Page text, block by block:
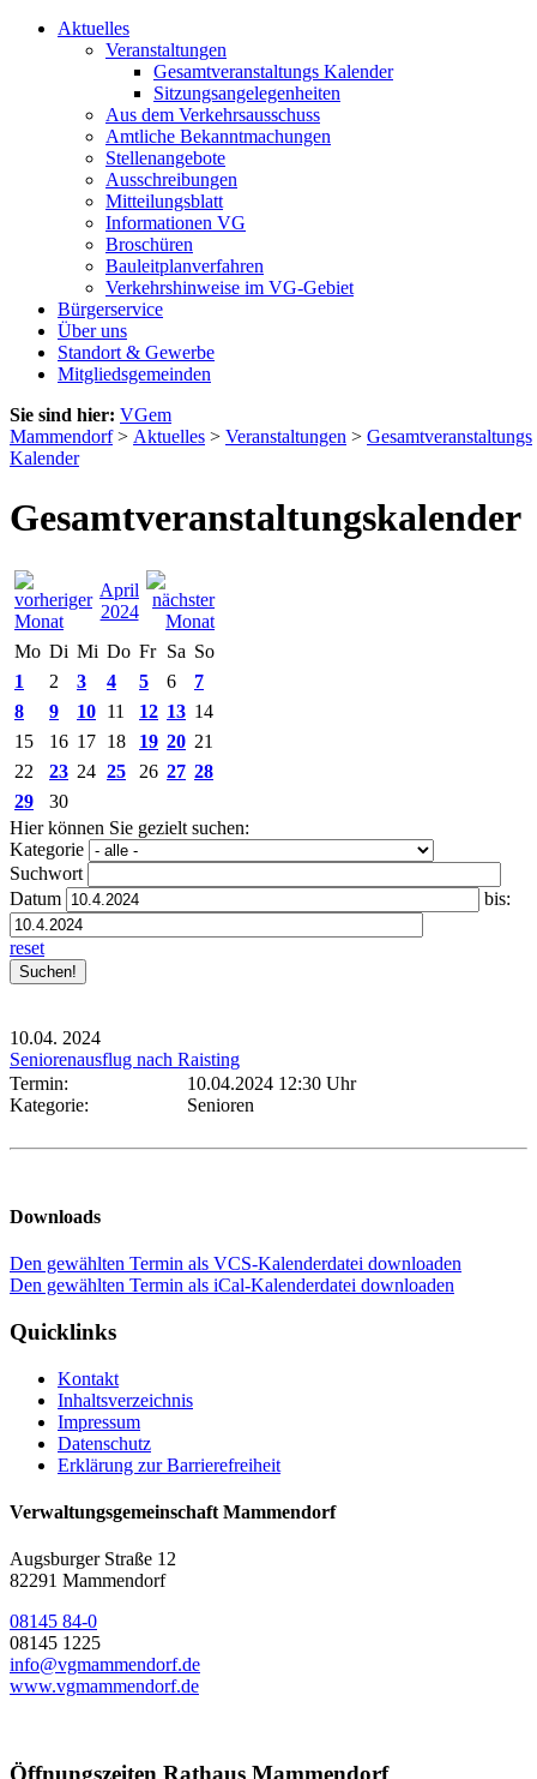
Aktuelles
Veranstaltungen
Gesamtveranstaltungs Kalender
Sitzungsangelegenheiten
Aus dem Verkehrsausschuss
Amtliche Bekanntmachungen
Stellenangebote
Ausschreibungen
Mitteilungsblatt
Informationen VG
Broschüren
Bauleitplanverfahren
Verkehrshinweise im VG-Gebiet
Bürgerservice
Über uns
Standort & Gewerbe
Mitgliedsgemeinden
Sie sind hier: VGem
Mammendorf> Aktuelles > Veranstaltungen > Gesamtveranstaltungs
Kalender
Gesamtveranstaltungskalender
April
2024
Mo Di Mi Do Fr Sa So
1
2 3 4 5 6
7
8
9 10 11 12 13 14
15
16 17 18 19 20 21
22
23 24 25 26 27 28
29
30
Hier können Sie gezielt suchen:
Kategorie
Suchwort
Datum
bis:
reset
10.04. 2024
Seniorenausflug nach Raisting
Termin:
10.04.2024 12:30 Uhr
Kategorie:
Senioren
Downloads
Den gewählten Termin als VCS-Kalenderdatei downloaden
Den gewählten Termin als iCal-Kalenderdatei downloaden
Quicklinks
Kontakt
Inhaltsverzeichnis
Impressum
Datenschutz
Erklärung zur Barrierefreiheit
Verwaltungsgemeinschaft Mammendorf
Augsburger Straße 12
82291 Mammendorf
08145 84-0
08145 1225
info@vgmammendorf.de
www.vgmammendorf.de
Öffnungszeiten Rathaus Mammendorf